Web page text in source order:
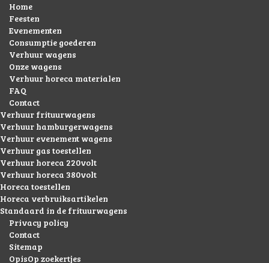
Home
Feesten
Evenementen
Consumptie goederen
Verhuur wagens
Onze wagens
Verhuur horeca materialen
FAQ
Contact
Verhuur frituurwagens
Verhuur hamburgerwagens
Verhuur evenement wagens
Verhuur gas toestellen
Verhuur horeca 220volt
Verhuur horeca 380volt
Horeca toestellen
Horeca verbruiksartikelen
Standaard in de frituurwagens
Privacy policy
Contact
Sitemap
OpisOp zoekertjes